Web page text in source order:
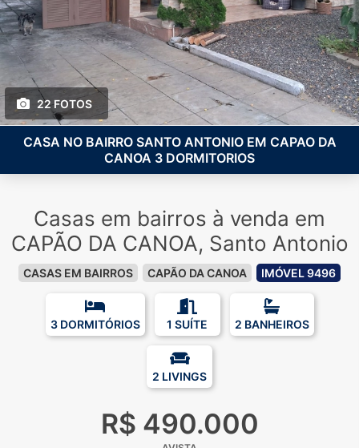
22 FOTOS
CASA NO BAIRRO SANTO ANTONIO EM CAPAO DA
CANOA 3 DORMITORIOS
Casas em bairros à venda em
CAPÃO DA CANOA, Santo Antonio
CASAS EM BAIRROS CAPÃO DA CANOA IMÓVEL 9496
3 DORMITÓRIOS 1 SUÍTE 2 BANHEIROS
2 LIVINGS
R$ 490.000